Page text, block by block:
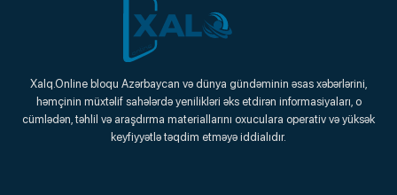
Xalq.Online
Onlayn Platforma
Xalq.Online bloqu Azərbaycan və dünya gündəminin əsas xəbərlərini,
həmçinin müxtəlif sahələrdə yenilikləri əks etdirən informasiyaları, o
cümlədən, təhlil və araşdırma materiallarını oxuculara operativ və yüksək
keyfiyyətlə təqdim etməyə iddialıdır.